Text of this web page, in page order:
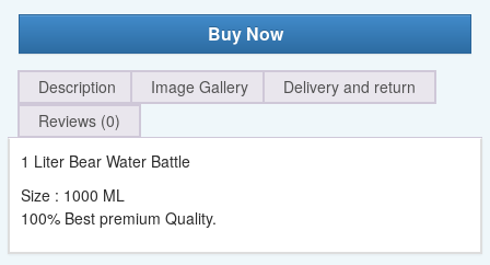
-
quantity
Buy Now
Description Image Gallery
Delivery and return
Reviews (0)
1 Liter Bear Water Battle
Size : 1000 ML
100% Best premium Quality.